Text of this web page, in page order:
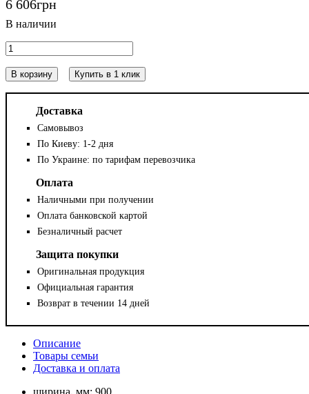
6 606грн
В корзину Купить в 1 клик
Доставка
Самовывоз
По Киеву: 1-2 дня
По Украине: по тарифам перевозчика
Оплата
Наличными при получении
Оплата банковской картой
Безналичный расчет
Защита покупки
Оригинальная продукция
Официальная гарантия
Возврат в течении 14 дней
Описание
Товары семьи
Доставка и оплата
ширина, мм: 900